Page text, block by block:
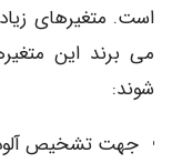
است. متغیرهای
می برند این
شوند:
جهت تشخیص